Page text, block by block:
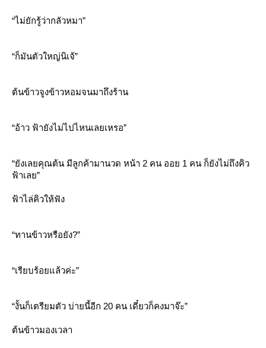
“ไม่ยักรู้ว่ากลัวหมา”
“ก็มันตัวใหญ่นิเจ้”
ต้นข้าวจูงข้าวหอมจนมาถึงร้าน
“อ้าว ฟ้ายังไม่ไปไหนเลยเหรอ”
“ยังเลยคุณต้น มีลูกค้ามานวด หน้า 2 คน ออย 1 คน ก็ยังไม่ถึงคิว
ฟ้าเลย”
ฟ้าไล่คิวให้ฟัง
“ทานข้าวหรือยัง?”
“เรียบร้อยแล้วค่ะ”
“งั้นก็เตรียมตัว บ่ายนี้อีก 20 คน เดี๋ยวก็คงมาจ๊ะ”
ต้นข้าวมองเวลา